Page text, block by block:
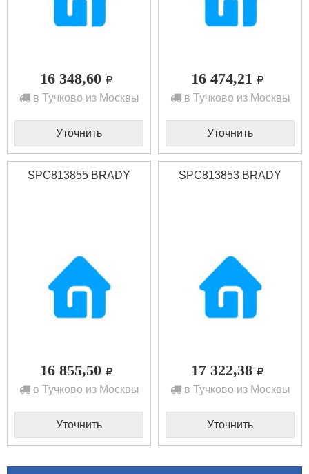
16 348,60
в Тучково из Москвы
Уточнить
16 474,21
в Тучково из Москвы
Уточнить
SPC813855 BRADY
16 855,50
в Тучково из Москвы
Уточнить
SPC813853 BRADY
17 322,38
в Тучково из Москвы
Уточнить